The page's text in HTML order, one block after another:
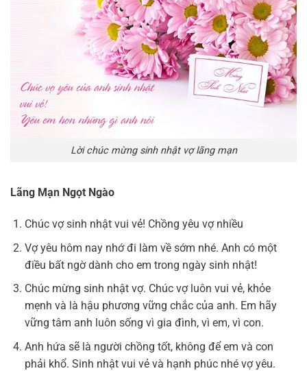
Lời chúc mừng sinh nhật vợ lãng mạn
Lãng Mạn Ngọt Ngào
Chúc vợ sinh nhật vui vẻ! Chồng yêu vợ nhiều
Vợ yêu hôm nay nhớ đi làm về sớm nhé. Anh có một
điều bất ngờ dành cho em trong ngày sinh nhật!
Chúc mừng sinh nhật vợ. Chúc vợ luôn vui vẻ, khỏe
mẹnh và là hậu phương vững chắc của anh. Em hãy
vững tâm anh luôn sống vì gia đình, vì em, vì con.
Anh hứa sẽ là người chồng tốt, không để em và con
phải khổ. Sinh nhật vui vẻ và hạnh phúc nhé vợ yêu.